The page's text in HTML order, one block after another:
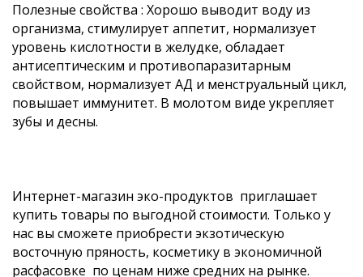
Полезные свойства : Хорошо выводит воду из
организма, стимулирует аппетит, нормализует
уровень кислотности в желудке, обладает
антисептическим и противопаразитарным
свойством, нормализует АД и менструальный цикл,
повышает иммунитет. В молотом виде укрепляет
зубы и десны.
Интернет-магазин эко-продуктов приглашает
купить товары по выгодной стоимости. Только у
нас вы сможете приобрести экзотическую
восточную пряность, косметику в экономичной
расфасовке по ценам ниже средних на рынке.